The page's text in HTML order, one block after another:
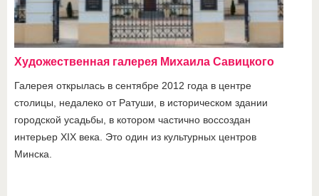
Художественная галерея Михаила Савицкого
Галерея открылась в сентябре 2012 года в центре
столицы, недалеко от Ратуши, в историческом здании
городской усадьбы, в котором частично воссоздан
интерьер XIX века. Это один из культурных центров
Минска.